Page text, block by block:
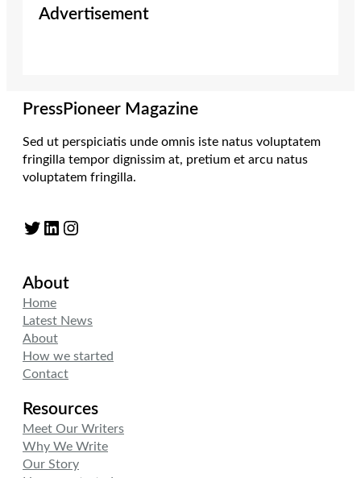
Advertisement
PressPioneer Magazine
Sed ut perspiciatis unde omnis iste natus voluptatem
fringilla tempor dignissim at, pretium et arcu natus
voluptatem fringilla.
Twitter LinkedIn Instagram
About
Home
Latest News
About
How we started
Contact
Resources
Meet Our Writers
Why We Write
Our Story